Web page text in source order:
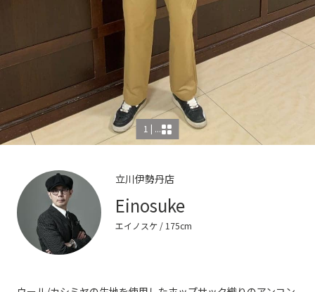
1 | ...
立川伊勢丹店
Einosuke
エイノスケ/ 175cm